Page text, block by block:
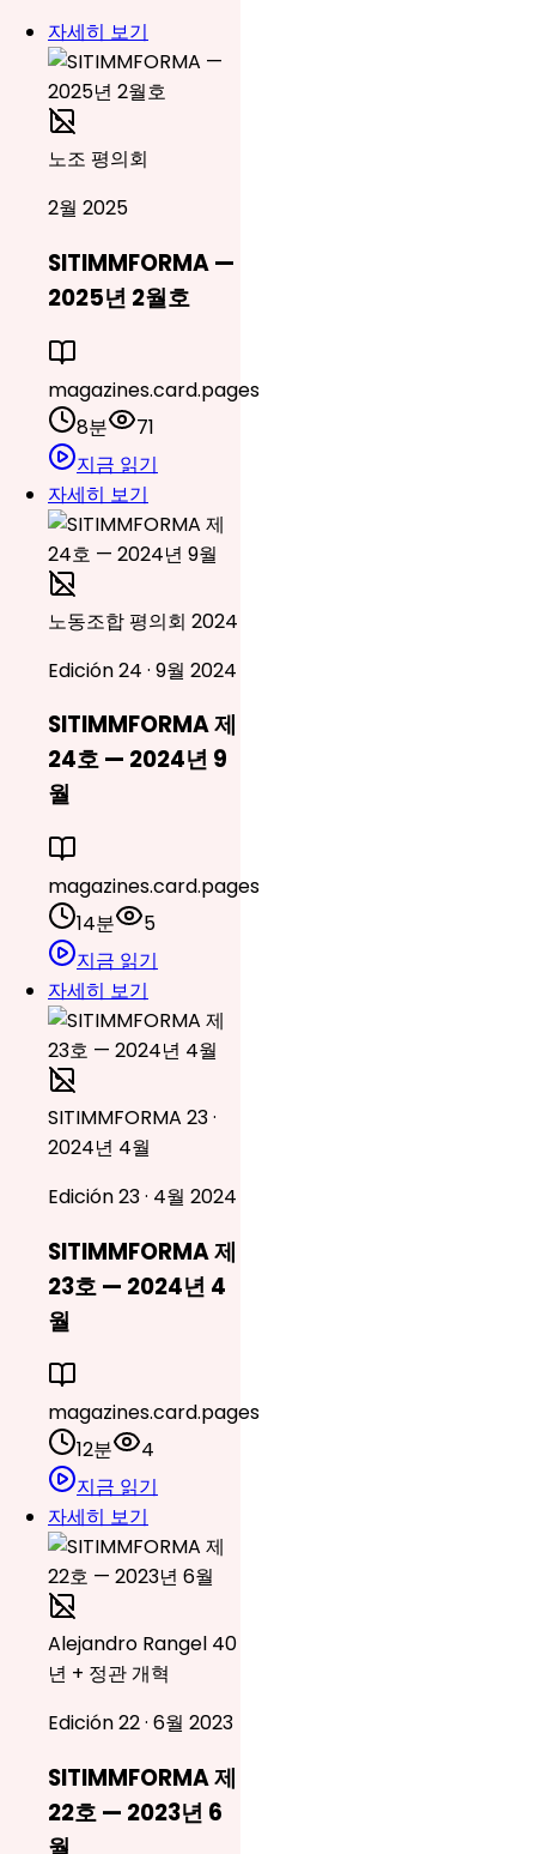
자세히 보기
노조 평의회
2월 2025
SITIMMFORMA —
2025년 2월호
magazines.card.pages
8분
71
지금 읽기
자세히 보기
노동조합 평의회 2024
Edición 24 · 9월 2024
SITIMMFORMA 제
24호 — 2024년 9
월
magazines.card.pages
14분
5
지금 읽기
자세히 보기
SITIMMFORMA 23 ·
2024년 4월
Edición 23 · 4월 2024
SITIMMFORMA 제
23호 — 2024년 4
월
magazines.card.pages
12분
4
지금 읽기
자세히 보기
Alejandro Rangel 40
년 + 정관 개혁
Edición 22 · 6월 2023
SITIMMFORMA 제
22호 — 2023년 6